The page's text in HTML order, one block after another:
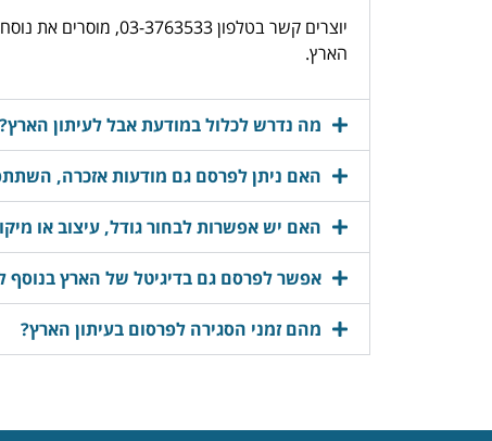
יוצרים קשר
הארץ.
מה נדרש לכלול במודעת אבל לעיתון הארץ?
האם ניתן לפרסם גם מודעות אזכרה,
האם יש אפשרות לבחור גודל, עיצוב או
אפשר לפרסם גם בדיגיטל של הארץ בנוסף
מהם זמני הסגירה לפרסום בעיתון הארץ?